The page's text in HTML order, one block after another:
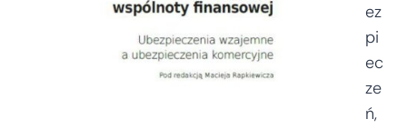
ez
pi
ec
ze
ń,